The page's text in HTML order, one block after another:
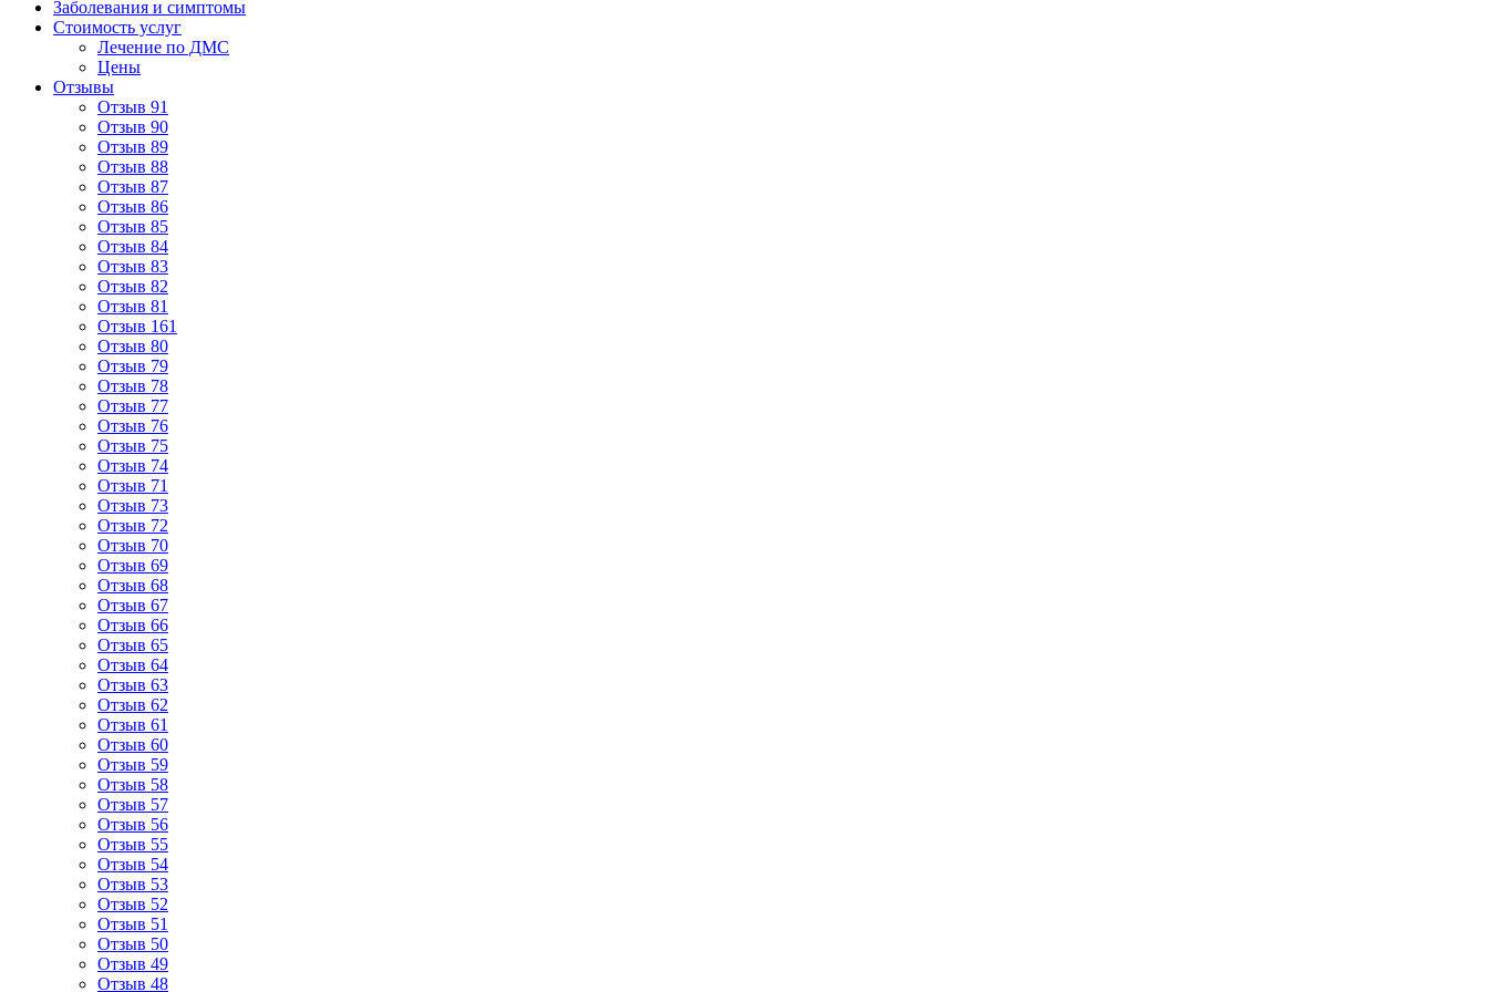
Заболевания и симптомы
Стоимость услуг
Лечение по ДМС
Цены
Отзывы
Отзыв 91
Отзыв 90
Отзыв 89
Отзыв 88
Отзыв 87
Отзыв 86
Отзыв 85
Отзыв 84
Отзыв 83
Отзыв 82
Отзыв 81
Отзыв 161
Отзыв 80
Отзыв 79
Отзыв 78
Отзыв 77
Отзыв 76
Отзыв 75
Отзыв 74
Отзыв 71
Отзыв 73
Отзыв 72
Отзыв 70
Отзыв 69
Отзыв 68
Отзыв 67
Отзыв 66
Отзыв 65
Отзыв 64
Отзыв 63
Отзыв 62
Отзыв 61
Отзыв 60
Отзыв 59
Отзыв 58
Отзыв 57
Отзыв 56
Отзыв 55
Отзыв 54
Отзыв 53
Отзыв 52
Отзыв 51
Отзыв 50
Отзыв 49
Отзыв 48